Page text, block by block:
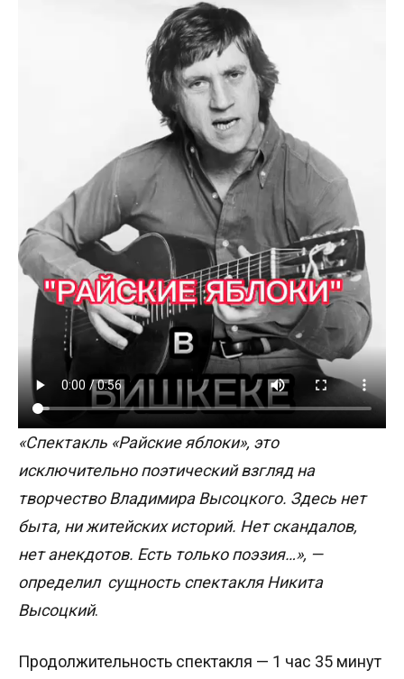
«Спектакль «Райские яблоки», это
исключительно поэтический взгляд на
творчество Владимира Высоцкого. Здесь нет
быта, ни житейских историй. Нет скандалов,
нет анекдотов. Есть только поэзия…», —
определил сущность спектакля Никита
Высоцкий.
Продолжительность спектакля — 1 час 35 минут